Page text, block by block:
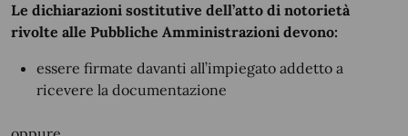
Le dichiarazioni sostitutive dell’atto di notorietà
rivolte alle Pubbliche Amministrazioni devono:
essere firmate davanti all’impiegato addetto a
ricevere la documentazione